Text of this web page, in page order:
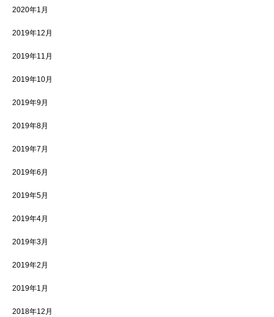
2020年1月
2019年12月
2019年11月
2019年10月
2019年9月
2019年8月
2019年7月
2019年6月
2019年5月
2019年4月
2019年3月
2019年2月
2019年1月
2018年12月